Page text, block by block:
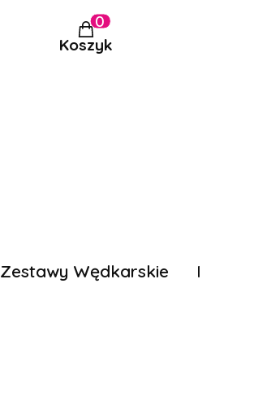
Produkty w koszyku:
Koszyk
Zestawy Wędkarskie